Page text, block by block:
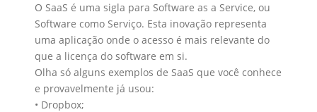
O SaaS é uma sigla para Software as a Service, ou
Software como Serviço. Esta inovação representa
uma aplicação onde o acesso é mais relevante do
que a licença do software em si.
Olha só alguns exemplos de SaaS que você conhece
e provavelmente já usou:
• Dropbox;